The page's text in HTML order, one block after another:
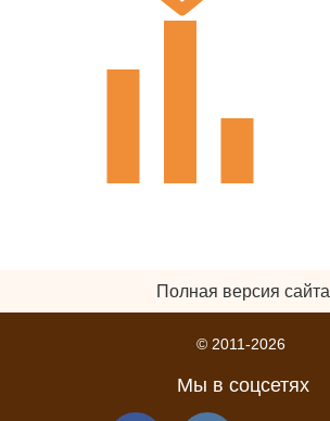
Полная версия сайта
© 2011-2026
Мы в соцсетях